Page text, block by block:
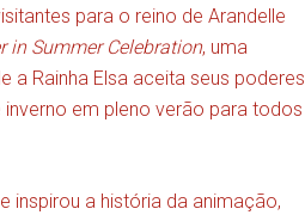
para o reino de Arandelle
in Summer Celebration, uma
a Rainha Elsa aceita seus poderes
inverno em pleno verão para todos
inspirou a história da animação,